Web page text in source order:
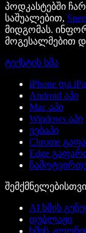
პოდკასტებში
საშუალებით,
მიდგომას.
მოგესალმებით
ტექსტის ხმა
iPhone და
Android აპი
Mac აპი
Windows აპი
ვებაპი
Chrome
Edge
AI ხმის
დუბლაჟი
ხმის